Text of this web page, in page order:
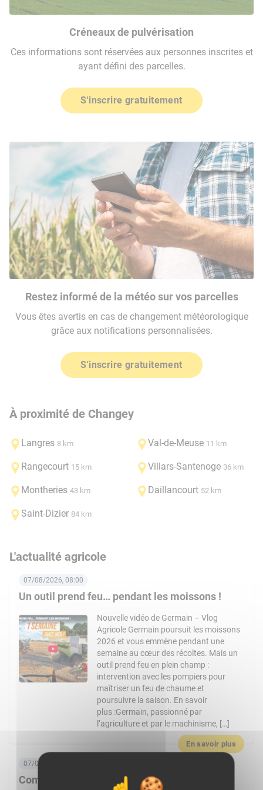
Créneaux de pulvérisation
Ces informations sont réservées aux personnes inscrites et
ayant défini des parcelles.
S'inscrire gratuitement
Restez informé de la météo sur vos parcelles
Vous êtes avertis en cas de changement météorologique
grâce aux notifications personnalisées.
S'inscrire gratuitement
À proximité de Changey
Langres 8 km Val-de-Meuse 11 km
Rangecourt 15 km Villars-Santenoge 36 km
Montheries 43 km Daillancourt 52 km
Saint-Dizier 84 km
L'actualité agricole
Un outil prend feu… pendant les moissons !
07/08/2026, 08:00
Nouvelle vidéo de Germain – Vlog
Agricole Germain poursuit les moissons
2026 et vous emmène pendant une
semaine au cœur des récoltes. Mais un
outil prend feu en plein champ :
intervention avec les pompiers pour
maîtriser un feu de chaume et
poursuivre la saison. En savoir
plus :Germain, passionné par
l’agriculture et par le machinisme, […]
En savoir plus
Comment Frais Émincés dynamise le rayon
07/08/2026, 06:00